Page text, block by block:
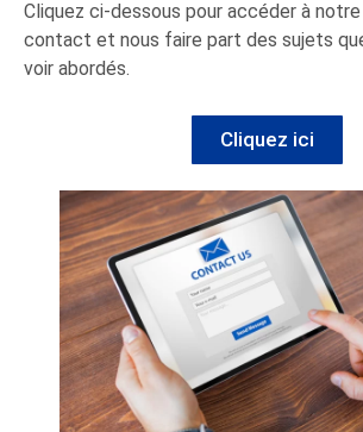
Cliquez ci-dessous pour accéder à
contact et nous faire part des sujets
voir abordés.
Cliquez ici